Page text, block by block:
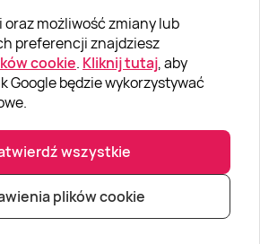
możliwość zmiany lub
preferencji znajdziesz
cookie. Kliknij tutaj, aby
Google będzie wykorzystywać
wszystkie
plików cookie
|22 395 57 20